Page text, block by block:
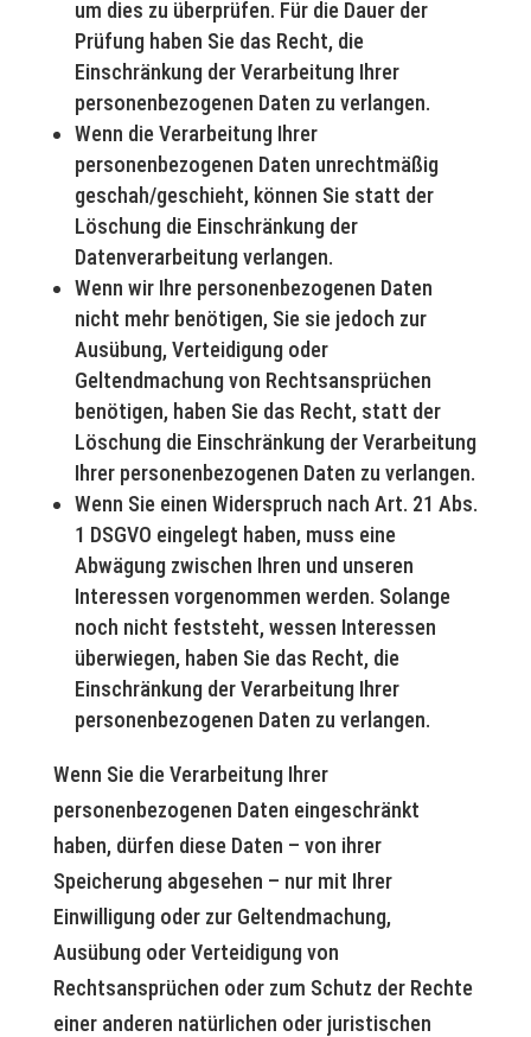
um dies zu überprüfen. Für die Dauer der
Prüfung haben Sie das Recht, die
Einschränkung der Verarbeitung Ihrer
personenbezogenen Daten zu verlangen.
Wenn die Verarbeitung Ihrer
personenbezogenen Daten unrechtmäßig
geschah/geschieht, können Sie statt der
Löschung die Einschränkung der
Datenverarbeitung verlangen.
Wenn wir Ihre personenbezogenen Daten
nicht mehr benötigen, Sie sie jedoch zur
Ausübung, Verteidigung oder
Geltendmachung von Rechtsansprüchen
benötigen, haben Sie das Recht, statt der
Löschung die Einschränkung der Verarbeitung
Ihrer personenbezogenen Daten zu verlangen.
Wenn Sie einen Widerspruch nach Art. 21 Abs.
1 DSGVO eingelegt haben, muss eine
Abwägung zwischen Ihren und unseren
Interessen vorgenommen werden. Solange
noch nicht feststeht, wessen Interessen
überwiegen, haben Sie das Recht, die
Einschränkung der Verarbeitung Ihrer
personenbezogenen Daten zu verlangen.
Wenn Sie die Verarbeitung Ihrer
personenbezogenen Daten eingeschränkt
haben, dürfen diese Daten – von ihrer
Speicherung abgesehen – nur mit Ihrer
Einwilligung oder zur Geltendmachung,
Ausübung oder Verteidigung von
Rechtsansprüchen oder zum Schutz der Rechte
einer anderen natürlichen oder juristischen